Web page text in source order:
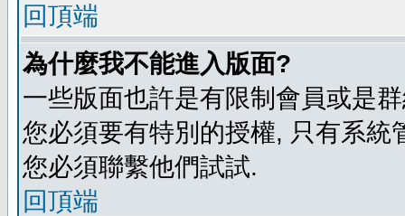
回頂端
為什麼我不能進入版面?
一些版面也許是有限制會員或是
您必須要有特別的授權, 只有系
您必須聯繫他們試試.
回頂端